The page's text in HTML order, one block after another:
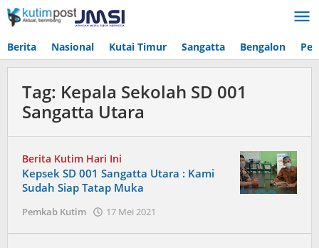
Lewati
ke
Berita Nasional Kutai Timur Sangatta Bengalon
Tag: Kepala Sekolah SD 001
Sangatta Utara
Berita Kutim Hari Ini
Kepsek SD 001 Sangatta Utara : Kami
Sudah Siap Tatap Muka
Pemkab Kutim 17 Mei 2021